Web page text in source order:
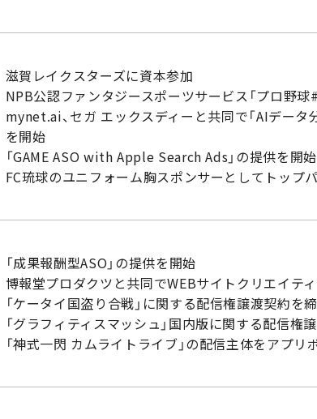
滋賀レイクスターズに資本参加
NPB公認ファンタジースポーツサービス 「プロ野
mynet.ai、セガ エックスディーと共同で「AIデー
を開始
「GAME ASO with Apple Search Ads」の提供を開始
FC琉球のユニフォーム胸スポンサーとしてトップ
「成果報酬型ASO」の提供を開始
博報堂プロダクツと共同でWEBサイトクリエイテ
「ケータイ国盗り合戦」に関する配信権譲渡契約を
「グラフィティスマッシュ」国内版に関する配信権
「神式一閃 カムライトライブ」の配信主体をアプ